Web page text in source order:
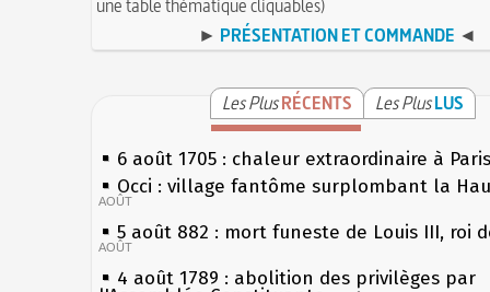
une table thématique cliquables)
► PRÉSENTATION ET COMMANDE ◄
Les PlusRÉCENTS Les PlusLUS
6 août 1705 : chaleur extraordinaire à Paris
Occi : village fantôme surplombant la
AOÛT
5 août 882 : mort funeste de Louis III, roi
AOÛT
4 août 1789 : abolition des privilèges par